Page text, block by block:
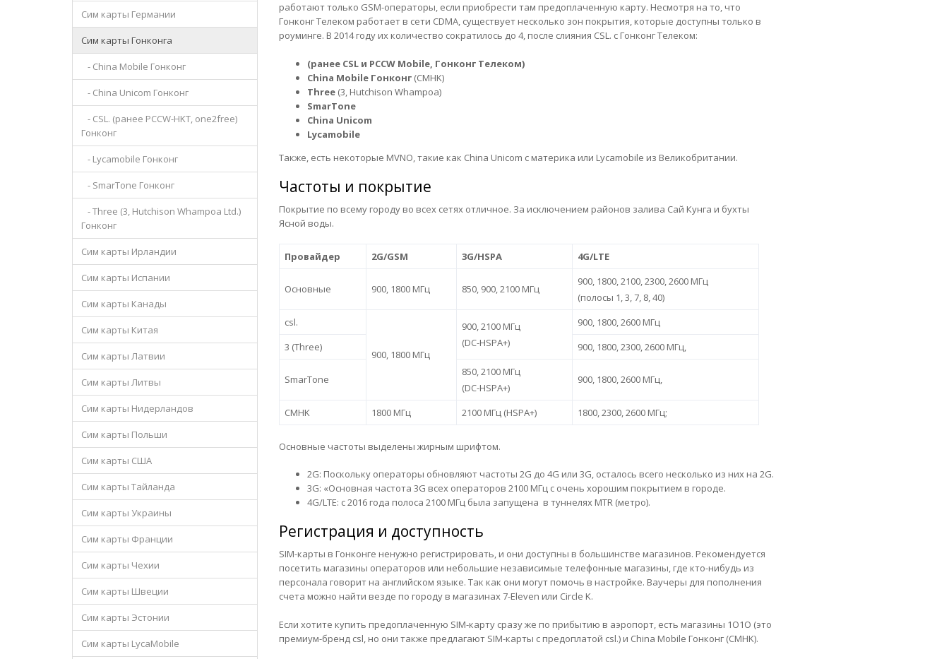
Сим карты Германии
Сим карты Гонконга
- China Mobile Гонконг
- China Unicom Гонконг
- CSL. (ранее PCCW-HKT, one2free)
Гонконг
- Lycamobile Гонконг
- SmarTone Гонконг
- Three (3, Hutchison Whampoa Ltd.)
Гонконг
Сим карты Ирландии
Сим карты Испании
Сим карты Канады
Сим карты Китая
Сим карты Латвии
Сим карты Литвы
Сим карты Нидерландов
Сим карты Польши
Сим карты США
Сим карты Тайланда
Сим карты Украины
Сим карты Франции
Сим карты Чехии
Сим карты Швеции
Сим карты Эстонии
Сим карты LycaMobile
работают только GSM-операторы, если приобрести там предоплаченную карту. Несмотря на то, что
Гонконг Телеком работает в сети CDMA, существует несколько зон покрытия, которые доступны только в
роуминге. В 2014 году их количество сократилось до 4, после слияния CSL. с Гонконг Телеком:
(ранее CSL и PCCW Mobile, Гонконг Телеком)
China MobileГонконг (CMHK)
Three(3, Hutchison Whampoa)
SmarTone
China Unicom
Lycamobile
Также, есть некоторые MVNO, такие как China Unicom с материка или Lycamobile из Великобритании.
Частоты и покрытие
Покрытие по всему городу во всех сетях отличное. За исключением районов залива Сай Кунга и бухты
Ясной воды.
Провайдер 2G/GSM 3G/HSPA 4G/LTE
Основные 900, 1800 МГц 850, 900, 2100 МГц
900, 1800, 2100, 2300, 2600 МГц
(полосы 1, 3, 7, 8, 40)
csl.
900, 1800 МГц
900, 2100 МГц
(DC-HSPA+)
900, 1800, 2600 МГц
3 (Three)
900, 1800, 2300, 2600 МГц,
SmarTone
850, 2100 МГц
(DC-HSPA+)
900, 1800, 2600 МГц,
CMHK 1800 МГц 2100 МГц (HSPA+) 1800, 2300, 2600 МГц;
Основные частоты выделены жирным шрифтом.
2G: Поскольку операторы обновляют частоты 2G до 4G или 3G, осталось всего несколько из них на 2G.
3G: «Основная частота 3G всех операторов 2100 МГц с очень хорошим покрытием в городе.
4G/LTE: с 2016 года полоса 2100 МГц была запущена ​​ в туннелях MTR (метро).
Регистрация и доступность
SIM-карты в Гонконге ненужно регистрировать, и они доступны в большинстве магазинов. Рекомендуется
посетить магазины операторов или небольшие независимые телефонные магазины, где кто-нибудь из
персонала говорит на английском языке. Так как они могут помочь в настройке. Ваучеры для пополнения
счета можно найти везде по городу в магазинах 7-Eleven или Circle K.
Если хотите купить предоплаченную SIM-карту сразу же по прибытию в аэропорт, есть магазины 1O1O (это
премиум-бренд csl, но они также предлагают SIM-карты с предоплатой csl.) и China Mobile Гонконг (CMHK).